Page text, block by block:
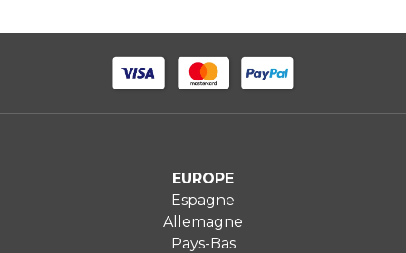
EUROPE
Espagne
Allemagne
Pays-Bas